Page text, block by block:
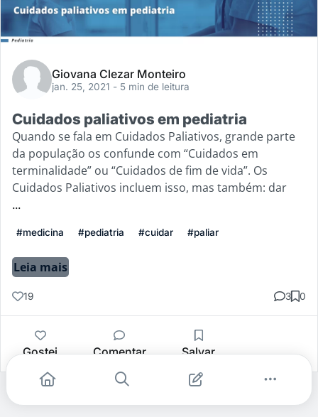
Giovana Clezar Monteiro
jan. 25, 2021 - 5 min de leitura
Cuidados paliativos em pediatria
Quando se fala em Cuidados Paliativos, grande parte
da população os confunde com “Cuidados em
terminalidade” ou “Cuidados de fim de vida”. Os
Cuidados Paliativos incluem isso, mas também: dar
...
#medicina #pediatria #cuidar #paliar
Leia mais
19 3 0
Gostei Comentar Salvar